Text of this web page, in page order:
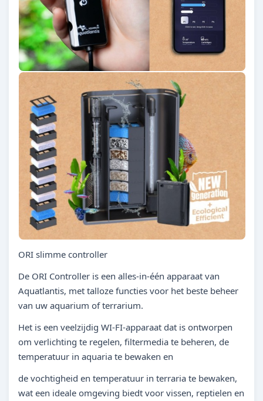
ORI slimme controller
De ORI Controller is een alles-in-één apparaat van
Aquatlantis, met talloze functies voor het beste beheer
van uw aquarium of terrarium.
Het is een veelzijdig WI-FI-apparaat dat is ontworpen
om verlichting te regelen, filtermedia te beheren, de
temperatuur in aquaria te bewaken en
de vochtigheid en temperatuur in terraria te bewaken,
wat een ideale omgeving biedt voor vissen, reptielen en